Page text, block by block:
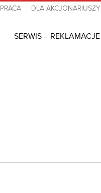
PRACA DLA AKCJONARIUSZY
SERWIS – REKLAMACJE